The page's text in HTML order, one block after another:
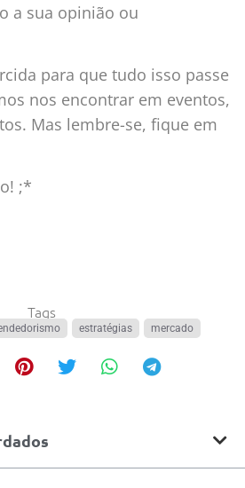
a sua opinião ou
para que tudo isso passe
nos encontrar em eventos,
Mas lembre-se, fique em
;*
Tags
estratégias mercado